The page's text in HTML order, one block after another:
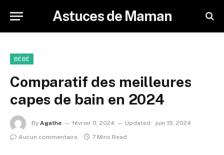
Astuces de Maman
BÉBÉ
Comparatif des meilleures
capes de bain en 2024
By Agathe février 11, 2024 Updated:
juin 15, 2024
Aucun commentaire
7 Mins Read